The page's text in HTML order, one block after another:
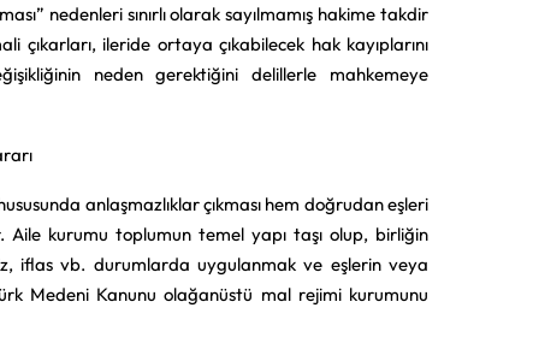
nedenleri sınırlı olarak sayılmamış hakime takdir
çıkarları, ileride ortaya çıkabilecek hak kayıplarını
neden gerektiğini delillerle mahkemeye
anlaşmazlıklar çıkması hem doğrudan eşleri
Aile kurumu toplumun temel yapı taşı olup, birliğin
iflas vb. durumlarda uygulanmak ve eşlerin veya
Medeni Kanunu olağanüstü mal rejimi kurumunu